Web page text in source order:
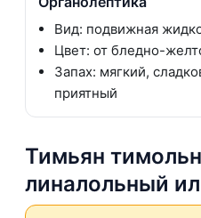
Вид: подвижная
Цвет: от бледно-
Запах: мягкий,
приятный
Тимьян
линалольный